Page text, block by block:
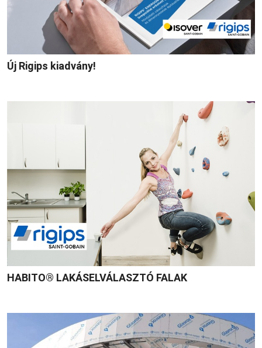
Új Rigips kiadvány!
HABITO® LAKÁSELVÁLASZTÓ FALAK